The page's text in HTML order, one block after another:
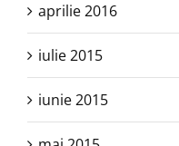
aprilie 2016
iulie 2015
iunie 2015